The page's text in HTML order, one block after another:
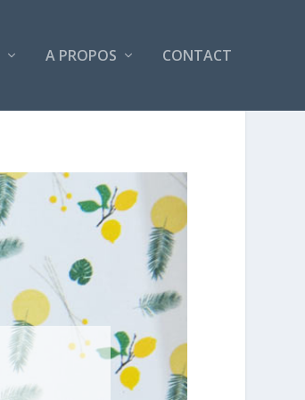
A PROPOS CONTACT